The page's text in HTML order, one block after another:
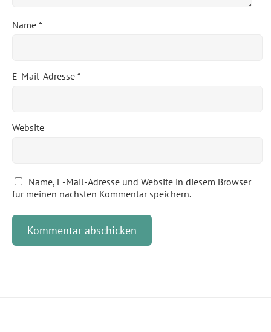
Name *
E-Mail-Adresse *
Website
Name, E-Mail-Adresse und Website in diesem Browser
für meinen nächsten Kommentar speichern.